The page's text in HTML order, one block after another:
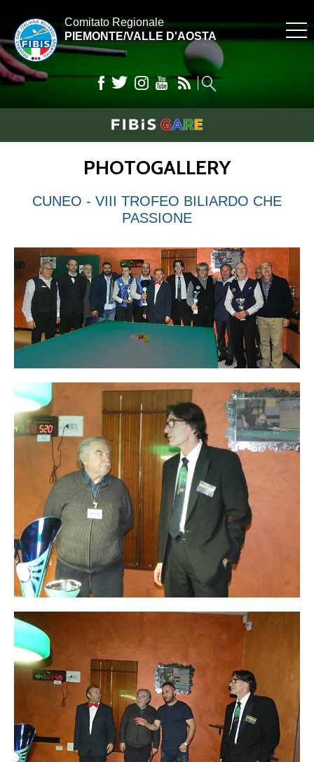
Comitato Regionale
PIEMONTE/VALLE D'AOSTA
PHOTOGALLERY
CUNEO - VIII TROFEO BILIARDO CHE
PASSIONE